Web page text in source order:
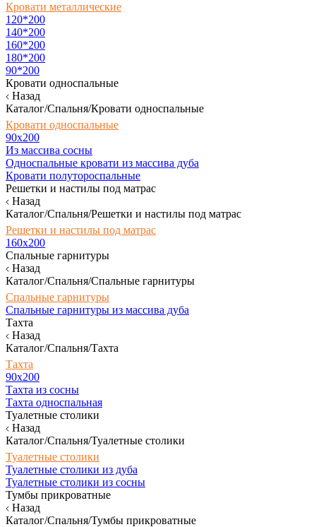
Кровати металлические
120*200
140*200
160*200
180*200
90*200
Кровати односпальные
Назад
Каталог/Спальня/Кровати односпальные
Кровати односпальные
90х200
Из массива сосны
Односпальные кровати из массива дуба
Кровати полутороспальные
Решетки и настилы под матрас
Назад
Каталог/Спальня/Решетки и настилы под матрас
Решетки и настилы под матрас
160х200
Спальные гарнитуры
Назад
Каталог/Спальня/Спальные гарнитуры
Спальные гарнитуры
Спальные гарнитуры из массива дуба
Тахта
Назад
Каталог/Спальня/Тахта
Тахта
90х200
Тахта из сосны
Тахта односпальная
Туалетные столики
Назад
Каталог/Спальня/Туалетные столики
Туалетные столики
Туалетные столики из дуба
Туалетные столики из сосны
Тумбы прикроватные
Назад
Каталог/Спальня/Тумбы прикроватные